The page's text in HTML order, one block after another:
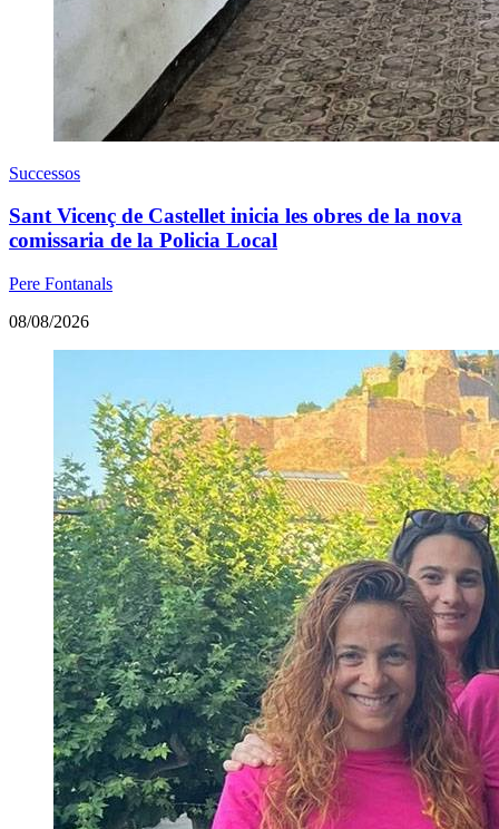
Successos
Sant Vicenç de Castellet inicia les obres de la nova
comissaria de la Policia Local
Pere Fontanals
08/08/2026